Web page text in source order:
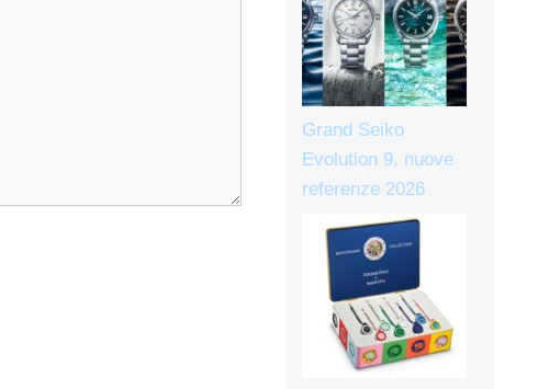
Grand Seiko
Evolution 9, nuove
referenze 2026